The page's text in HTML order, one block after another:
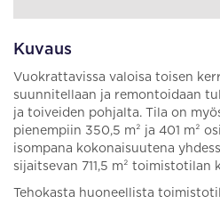
Kuvaus
Vuokrattavissa valoisa toisen
suunnitellaan ja remontoidaan
ja toiveiden pohjalta. Tila on
pienempiin 350,5 m² ja 401 m²
isompana kokonaisuutena
sijaitsevan 711,5 m² toimistotilan
Tehokasta huoneellista